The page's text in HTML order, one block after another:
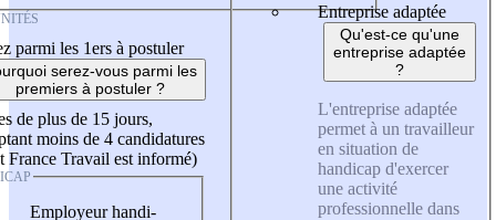
parmi les 1ers à postuler
serez-vous parmi les
premiers à postuler ?
de plus de 15 jours,
moins de 4 candidatures
France Travail est informé)
Employeur handi-
Entreprise adaptée
Qu'est-ce qu'une
entreprise adaptée
?
L'entreprise adaptée
permet à un travailleur
en situation de
handicap d'exercer
une activité
professionnelle dans